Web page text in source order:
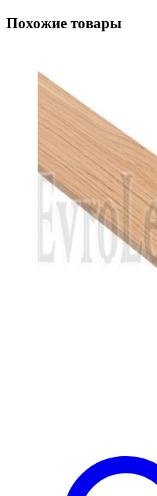
Похожие товары